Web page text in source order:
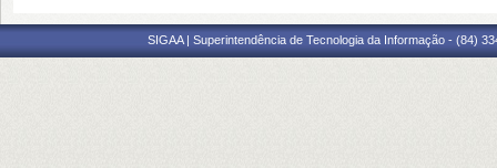
SIGAA | Superintendência de Tecnologia da Informação - (84)